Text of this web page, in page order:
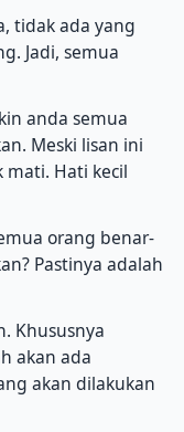
tidak ada yang
Jadi, semua
anda semua
Meski lisan ini
Hati kecil
orang benar-
Pastinya adalah
Khususnya
akan ada
akan dilakukan